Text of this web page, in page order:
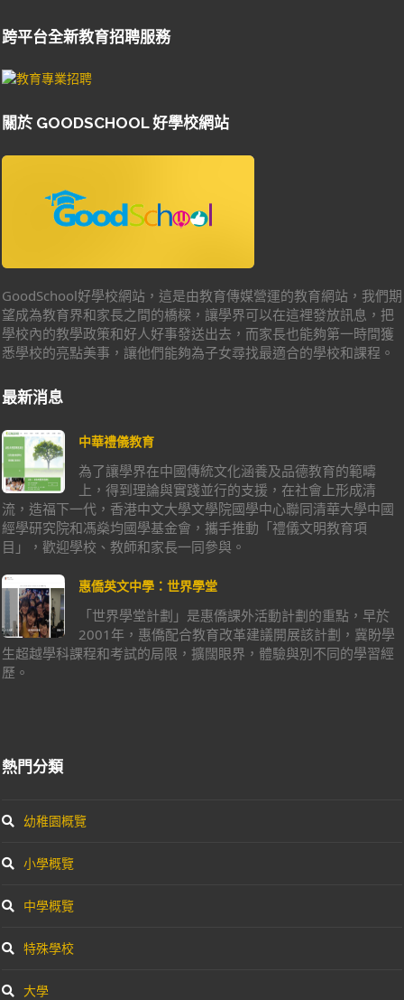
跨平台全新教育招聘服務
關於 GOODSCHOOL 好學校網站
GoodSchool好學校網站，這是由教育傳媒營運的教育網站，我們期
望成為教育界和家長之間的橋樑，讓學界可以在這裡發放訊息，把
學校內的教學政策和好人好事發送出去，而家長也能夠第一時間獲
悉學校的亮點美事，讓他們能夠為子女尋找最適合的學校和課程。
最新消息
中華禮儀教育
為了讓學界在中國傳統文化涵養及品德教育的範疇
上，得到理論與實踐並行的支援，在社會上形成清
流，造福下一代，香港中文大學文學院國學中心聯同清華大學中國
經學研究院和馮燊均國學基金會，攜手推動「禮儀文明教育項
目」，歡迎學校、教師和家長一同參與。
惠僑英文中學：世界學堂
「世界學堂計劃」是惠僑課外活動計劃的重點，早於
2001年，惠僑配合教育改革建議開展該計劃，冀盼學
生超越學科課程和考試的局限，擴闊眼界，體驗與別不同的學習經
歷。
熱門分類
幼稚園概覽
小學概覽
中學概覽
特殊學校
大學